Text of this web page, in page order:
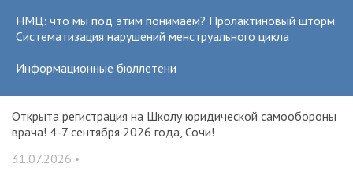
НМЦ: что мы под этим понимаем? Пролактиновый шторм.
Систематизация нарушений менструального цикла
Информационные бюллетени
Открыта регистрация на Школу юридической самообороны
врача! 4-7 сентября 2026 года, Сочи!
31.07.2026 •